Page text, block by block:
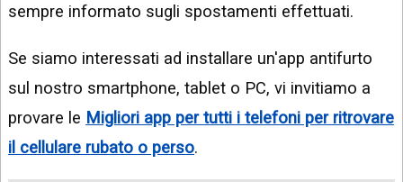
sempre informato sugli spostamenti effettuati.
Se siamo interessati ad installare un'app antifurto
sul nostro smartphone, tablet o PC, vi invitiamo a
provare le Migliori app per tutti i telefoni per ritrovare
il cellulare rubato o perso.